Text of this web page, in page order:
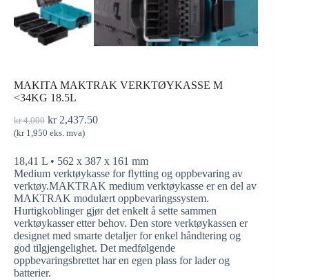
MAKITA MAKTRAK VERKTØYKASSE M
<34KG 18.5L
kr4,000 kr2,437.50
(kr1,950 eks. mva)
18,41 L • 562 x 387 x 161 mm
Medium verktøykasse for flytting og oppbevaring av
verktøy.MAKTRAK medium verktøykasse er en del av
MAKTRAK modulært oppbevaringssystem.
Hurtigkoblinger gjør det enkelt å sette sammen
verktøykasser etter behov. Den store verktøykassen er
designet med smarte detaljer for enkel håndtering og
god tilgjengelighet. Det medfølgende
oppbevaringsbrettet har en egen plass for lader og
batterier.